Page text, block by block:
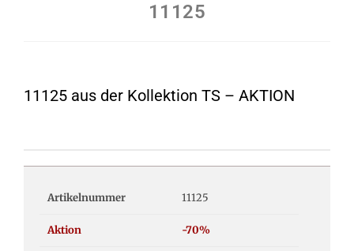
11125
11125 aus der Kollektion TS – AKTION
Artikelnummer 11125
Aktion -70%